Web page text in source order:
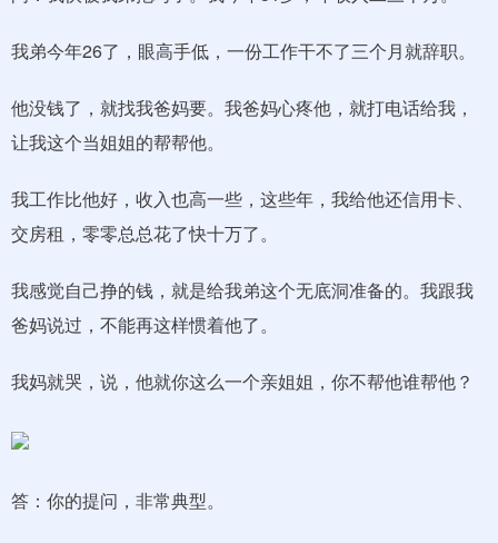
我弟今年26了，眼高手低，一份工作干不了三个月就辞职。
他没钱了，就找我爸妈要。我爸妈心疼他，就打电话给我，
让我这个当姐姐的帮帮他。
我工作比他好，收入也高一些，这些年，我给他还信用卡、
交房租，零零总总花了快十万了。
我感觉自己挣的钱，就是给我弟这个无底洞准备的。我跟我
爸妈说过，不能再这样惯着他了。
我妈就哭，说，他就你这么一个亲姐姐，你不帮他谁帮他？
答：你的提问，非常典型。